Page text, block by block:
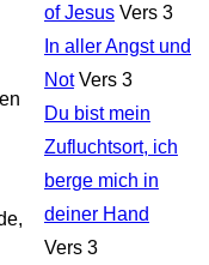
of Jesus Vers 3
In aller Angst und
Not Vers 3
Du bist mein
Zufluchtsort, ich
berge mich in
deiner Hand
Vers 3